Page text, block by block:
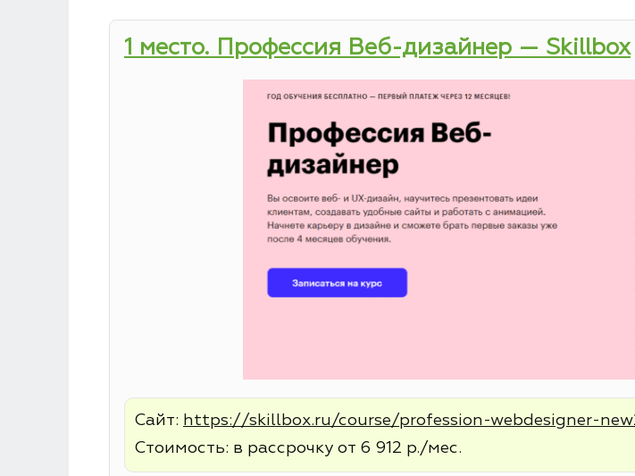
1 место. Профессия Веб-дизайнер — Skillbox
Сайт: https://skillbox.ru/course/profession-webdesigner-
Стоимость: в рассрочку от 6 912 р./мес.